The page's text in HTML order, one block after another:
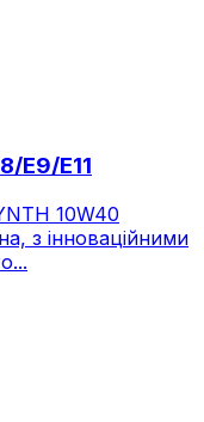
E9/E11
10W40
з інноваційними